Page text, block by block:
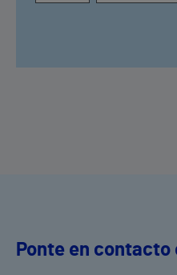
Ponte en